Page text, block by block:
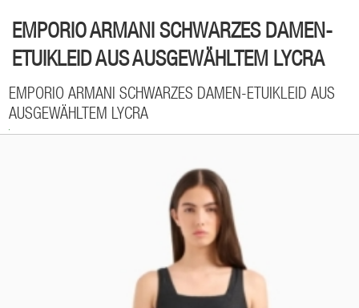
EMPORIO ARMANI SCHWARZES DAMEN-
ETUIKLEID AUS AUSGEWÄHLTEM LYCRA
EMPORIO ARMANI SCHWARZES DAMEN-ETUIKLEID AUS
AUSGEWÄHLTEM LYCRA